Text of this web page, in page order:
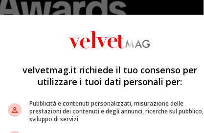
velvetmag.it richiede il tuo consenso per
utilizzare i tuoi dati personali per:
Pubblicità e contenuti personalizzati, misurazione delle
prestazioni dei contenuti e degli annunci, ricerche sul pubblico,
sviluppo di servizi